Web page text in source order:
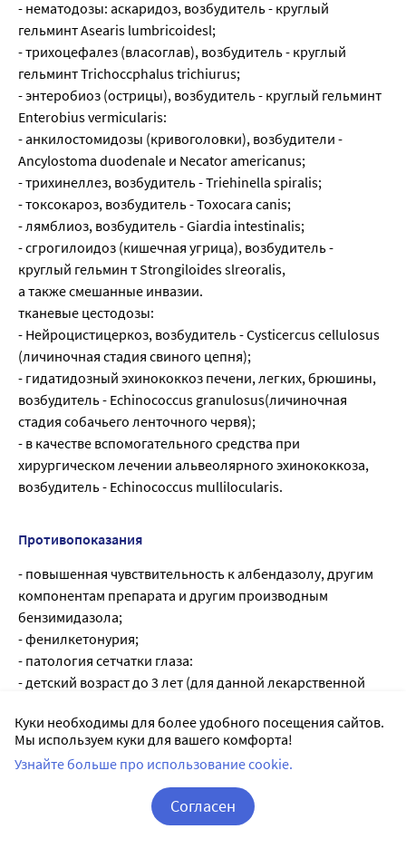
- нематодозы: аскаридоз, возбудитель - круглый
гельминт Asearis lumbricoidesl;
- трихоцефалез (власоглав), возбудитель - круглый
гельминт Trichoccphalus trichiurus;
- энтеробиоз (острицы), возбудитель - круглый гельминт
Enterobius vermicularis:
- анкилостомидозы (кривоголовки), возбудители -
Ancylostoma duodenale и Necator americanus;
- трихинеллез, возбудитель - Triehinella spiralis;
- токсокароз, возбудитель - Toxocara canis;
- лямблиоз, возбудитель - Giardia intestinalis;
- сгрогилоидоз (кишечная угрица), возбудитель -
круглый гельмин т Strongiloides slreoralis,
а также смешанные инвазии.
тканевые цестодозы:
- Нейроцистицеркоз, возбудитель - Cysticercus cellulosus
(личиночная стадия свиного цепня);
- гидатидозный эхинококкоз печени, легких, брюшины,
возбудитель - Echinococcus granulosus(личиночная
стадия собачьего ленточного червя);
- в качестве вспомогательного средства при
хирургическом лечении альвеолярного эхинококкоза,
возбудитель - Echinococcus mullilocularis.
Противопоказания
- повышенная чувствительность к албендазолу, другим
компонентам препарата и другим производным
бензимидазола;
- фенилкетонурия;
- патология сетчатки глаза:
- детский возраст до 3 лет (для данной лекарственной
- беременность и период грудного вскармливания
С осторожностью:
Албендазол с осторожностью применяют при
нарушениях функции печени (необходимо до и во время
лечения регулярно контролировать функцию печени),
Куки необходимы для более удобного посещения сайтов.
Мы используем куки для вашего комфорта!
Узнайте больше про использование cookie.
Согласен